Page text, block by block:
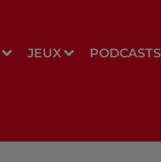
JEUX PODCASTS